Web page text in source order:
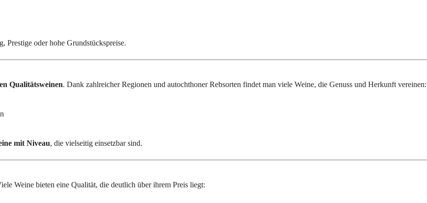
oder hohe Grundstückspreise.
Qualitätsweinen. Dank zahlreicher Regionen und autochthoner Rebsorten findet man viele Weine, die Genuss und Herkunft vereinen:
mit Niveau, die vielseitig einsetzbar sind.
Weine bieten eine Qualität, die deutlich über ihrem Preis liegt: